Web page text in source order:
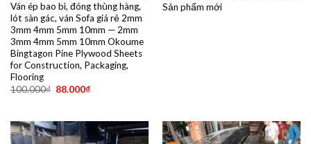
Ván ép bao bì, đóng thùng hàng,
lót sàn gác, ván Sofa giá rẻ 2mm
3mm 4mm 5mm 10mm — 2mm
3mm 4mm 5mm 10mm Okoume
Bingtagon Pine Plywood Sheets
for Construction, Packaging,
Flooring
100.000₫ 88.000₫
Sản phẩm mới